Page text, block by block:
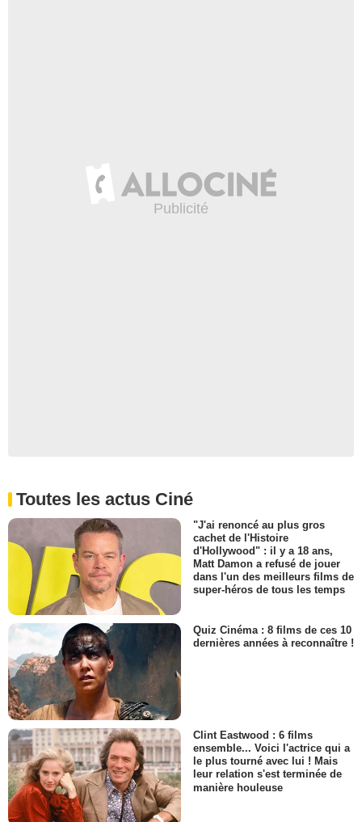
Toutes les actus Ciné
"J'ai renoncé au plus gros
cachet de l'Histoire
d'Hollywood" : il y a 18 ans,
Matt Damon a refusé de jouer
dans l'un des meilleurs films de
super-héros de tous les temps
Quiz Cinéma : 8 films de ces 10
dernières années à reconnaître !
Clint Eastwood : 6 films
ensemble... Voici l'actrice qui a
le plus tourné avec lui ! Mais
leur relation s'est terminée de
manière houleuse